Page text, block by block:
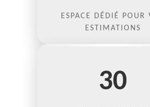
ESPACE DÉDIÉ POUR
ESTIMATIONS
30